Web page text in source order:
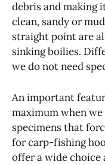
debris and making
clean, sandy or
straight point are
sinking boilies.
we do not need
An important
maximum when
specimens that
for carp-fishing
offer a wide choice